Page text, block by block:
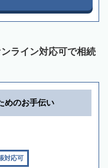
ライン対応可で相続
めのお手伝い
対応可